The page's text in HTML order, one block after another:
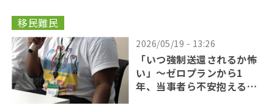
移民難民
2026/05/19 - 13:26
「いつ強制送還されるか怖
い」〜ゼロプランから1
年、当事者ら不安抱える